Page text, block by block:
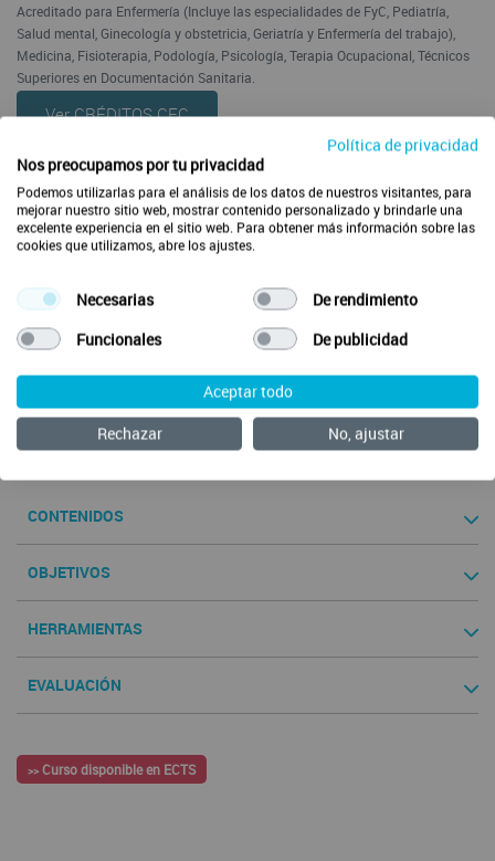
Acreditado para Enfermería (Incluye las especialidades de FyC, Pediatría,
Salud mental, Ginecología y obstetricia, Geriatría y Enfermería del trabajo),
Medicina, Fisioterapia, Podología, Psicología, Terapia Ocupacional, Técnicos
Superiores en Documentación Sanitaria.
Ver CRÉDITOS CFC
Acreditación de la actividad formativa solicitada por:
Comenzar
CONTENIDOS
OBJETIVOS
HERRAMIENTAS
EVALUACIÓN
>> Curso disponible en ECTS
Política de privacidad
Nos preocupamos por tu privacidad
Podemos utilizarlas para el análisis de los datos de nuestros visitantes, para
mejorar nuestro sitio web, mostrar contenido personalizado y brindarle una
excelente experiencia en el sitio web. Para obtener más información sobre las
cookies que utilizamos, abre los ajustes.
Necesarias
De rendimiento
Funcionales
De publicidad
Aceptar todo
Rechazar
No, ajustar